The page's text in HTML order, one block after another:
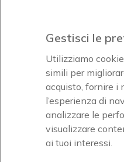
Icon
Icon
Paga
Gestisci le
Utilizziamo
simili per
acquisto, fornire i
l’esperienza di
analizzare le
visualizzare
ai tuoi interessi.